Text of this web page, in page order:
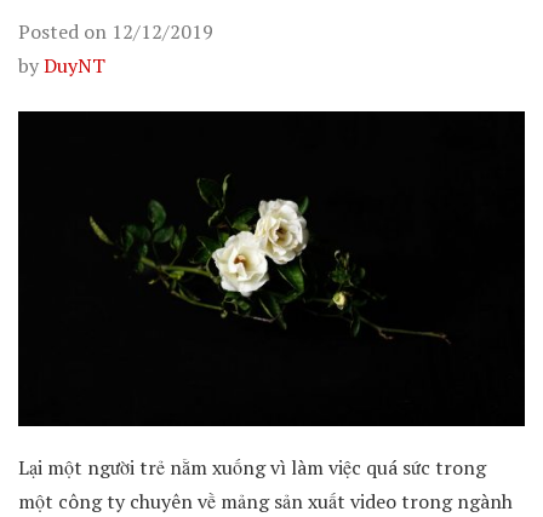
Posted on 12/12/2019
byDuyNT
Lại một người trẻ nằm xuống vì làm việc quá sức trong
một công ty chuyên về mảng sản xuất video trong ngành